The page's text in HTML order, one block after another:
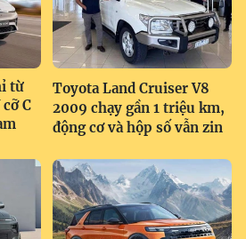
từ
C
Toyota Land Cruiser V8
2009 chạy gần 1 triệu km,
động cơ và hộp số vẫn zin